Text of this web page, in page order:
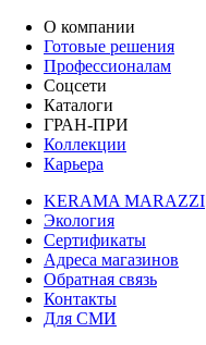
О компании
Готовые решения
Профессионалам
Соцсети
Каталоги
ГРАН-ПРИ
Коллекции
Карьера
KERAMA MARAZZI
Экология
Сертификаты
Адреса магазинов
Обратная связь
Контакты
Для СМИ